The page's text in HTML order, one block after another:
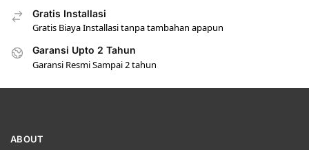
Gratis Installasi
Gratis Biaya Installasi tanpa tambahan apapun
Garansi Upto 2 Tahun
Garansi Resmi Sampai 2 tahun
ABOUT